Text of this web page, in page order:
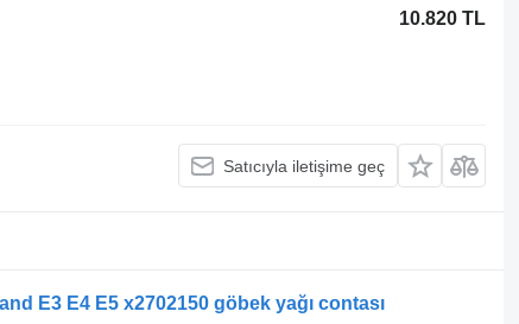
10.820 TL
Satıcıyla iletişime geç
E3 E4 E5 x2702150 göbek yağı contası